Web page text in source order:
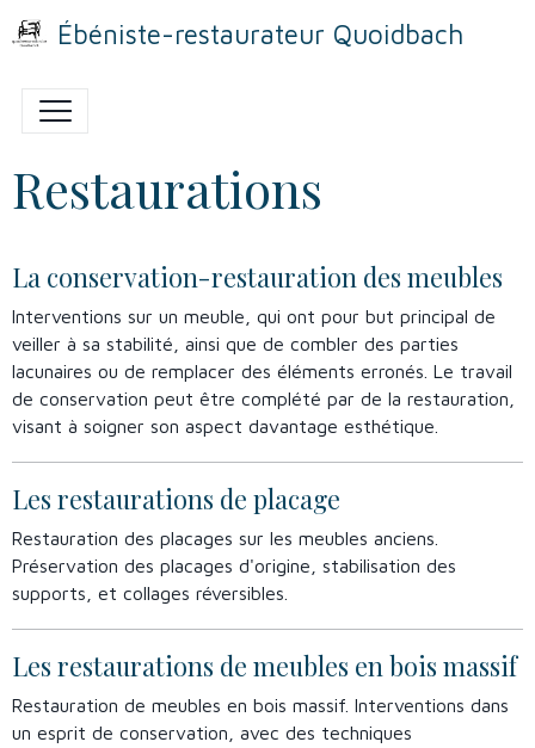
Ébéniste-restaurateur Quoidbach
Restaurations
La conservation-restauration des meubles
Interventions sur un meuble, qui ont pour but principal de
veiller à sa stabilité, ainsi que de combler des parties
lacunaires ou de remplacer des éléments erronés. Le travail
de conservation peut être complété par de la restauration,
visant à soigner son aspect davantage esthétique.
Les restaurations de placage
Restauration des placages sur les meubles anciens.
Préservation des placages d'origine, stabilisation des
supports, et collages réversibles.
Les restaurations de meubles en bois massif
Restauration de meubles en bois massif. Interventions dans
un esprit de conservation, avec des techniques